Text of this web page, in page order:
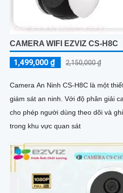
CAMERA WIFI EZVIZ CS-H8C
1,499,000 ₫ 2,150,000 ₫
Camera An Ninh CS-H8C là một
giám sát an ninh. Với độ phân giải cao và hình ảnh sắc nét, nó
cho phép người dùng theo dõi và
trong khu vực quan sát